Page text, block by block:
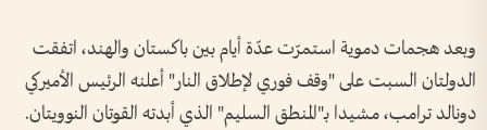
وبعد هجمات دموية استمرّت عدّة أيام بين باكستان والهند، اتفقت
الدولتان السبت على "وقف فوري لإطلاق النار" أعلنه الرئيس الأميركي
دونالد ترامب، مشيدا بـ"المنطق السليم" الذي أبدته القوتان النوويتان.